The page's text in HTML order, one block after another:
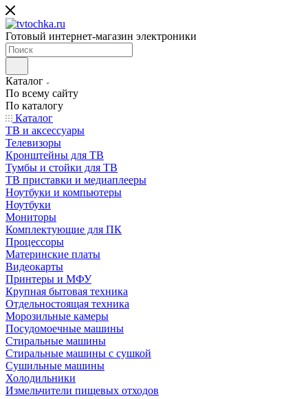
Готовый интернет-магазин электроники
Каталог
По всему сайту
По каталогу
Каталог
ТВ и аксессуары
Телевизоры
Кронштейны для ТВ
Тумбы и стойки для ТВ
ТВ приставки и медиаплееры
Ноутбуки и компьютеры
Ноутбуки
Мониторы
Комплектующие для ПК
Процессоры
Материнские платы
Видеокарты
Принтеры и МФУ
Крупная бытовая техника
Отдельностоящая техника
Морозильные камеры
Посудомоечные машины
Стиральные машины
Стиральные машины с сушкой
Сушильные машины
Холодильники
Измельчители пищевых отходов